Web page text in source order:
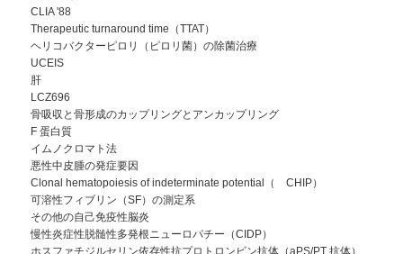
CLIA '88
Therapeutic turnaround time（TTAT）
ヘリコバクターピロリ（ピロリ菌）の除菌治療
UCEIS
肝
LCZ696
骨吸収と骨形成のカップリングとアンカップリング
F 蛋白質
イムノクロマト法
悪性中皮腫の発症要因
Clonal hematopoiesis of indeterminate potential（ CHIP）
可溶性フィブリン（SF）の測定系
その他の自己免疫性脳炎
慢性炎症性脱髄性多発根ニューロパチー（CIDP）
ホスファチジルセリン依存性抗プロトロンビン抗体（aPS/PT 抗体）